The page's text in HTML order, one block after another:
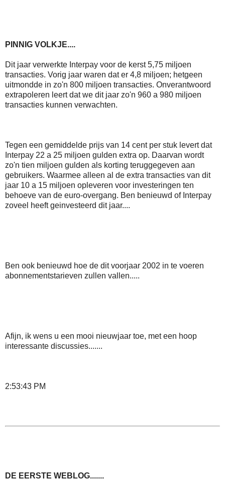
PINNIG VOLKJE....
Dit jaar verwerkte Interpay voor de kerst 5,75 miljoen
transacties. Vorig jaar waren dat er 4,8 miljoen; hetgeen
uitmondde in zo'n 800 miljoen transacties. Onverantwoord
extrapoleren leert dat we dit jaar zo'n 960 a 980 miljoen
transacties kunnen verwachten.
Tegen een gemiddelde prijs van 14 cent per stuk levert dat
Interpay 22 a 25 miljoen gulden extra op. Daarvan wordt
zo'n tien miljoen gulden als korting teruggegeven aan
gebruikers. Waarmee alleen al de extra transacties van dit
jaar 10 a 15 miljoen opleveren voor investeringen ten
behoeve van de euro-overgang. Ben benieuwd of Interpay
zoveel heeft geinvesteerd dit jaar....
Ben ook benieuwd hoe de dit voorjaar 2002 in te voeren
abonnementstarieven zullen vallen.....
Afijn, ik wens u een mooi nieuwjaar toe, met een hoop
interessante discussies.......
2:53:43 PM
DE EERSTE WEBLOG.......